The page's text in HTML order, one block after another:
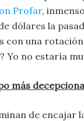
Profar,
dólares la
con una rotación
Yo no estaría
más
de encajar